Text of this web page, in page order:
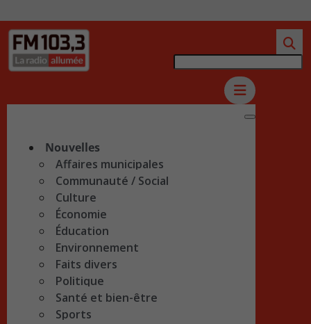
Nouvelles
Affaires municipales
Communauté / Social
Culture
Économie
Éducation
Environnement
Faits divers
Politique
Santé et bien-être
Sports